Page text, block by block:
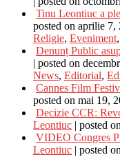
Tinu Leontiuc a
posted on aprilie 7,
Religie, Eveniment,
Denunț Public
| posted on
News, Editorial,
Cannes Film
posted on mai 19,
Decizie CCR:
Leontiuc | posted
VIDEO Congres
Leontiuc | posted